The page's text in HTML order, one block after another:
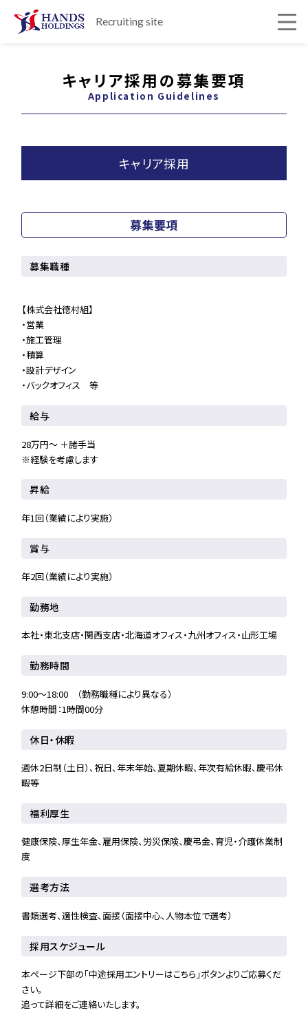
Recruiting site
キャリア採用の募集要項
Application Guidelines
キャリア採用
募集要項
募集職種
【株式会社徳村組】
・営業
・施工管理
・積算
・設計デザイン
・バックオフィス 等
給与
28万円～ ＋諸手当
※経験を考慮します
昇給
年1回（業績により実施）
賞与
年2回（業績により実施）
勤務地
本社・東北支店・関西支店・北海道オフィス・九州オフィス・山形工場
勤務時間
9:00～18:00 （勤務職種により異なる）
休憩時間：1時間00分
休日・休暇
週休2日制（土日）、祝日、年末年始、夏期休暇、年次有給休暇、慶弔休
暇等
福利厚生
健康保険、厚生年金、雇用保険、労災保険、慶弔金、育児・介護休業制
度
選考方法
書類選考、適性検査、面接（面接中心、人物本位で選考）
採用スケジュール
本ページ下部の「中途採用エントリーはこちら」ボタンよりご応募くだ
さい。
追って詳細をご連絡いたします。